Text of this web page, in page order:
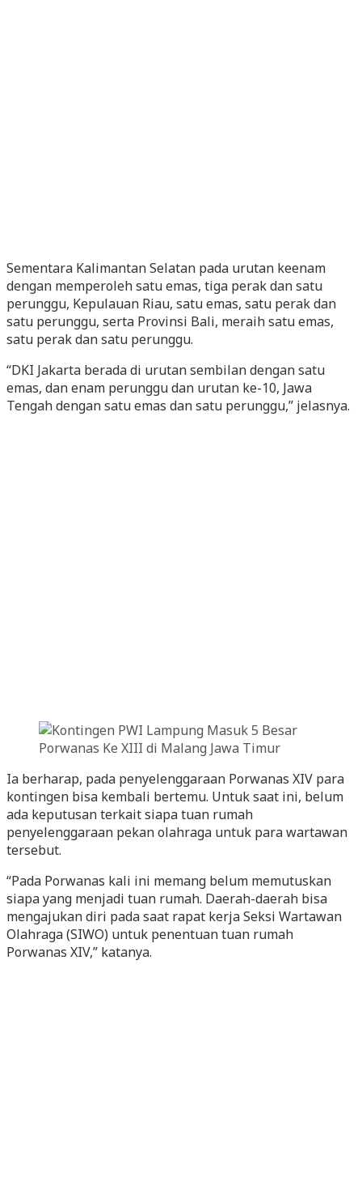
Sementara Kalimantan Selatan pada urutan keenam
dengan memperoleh satu emas, tiga perak dan satu
perunggu, Kepulauan Riau, satu emas, satu perak dan
satu perunggu, serta Provinsi Bali, meraih satu emas,
satu perak dan satu perunggu.
“DKI Jakarta berada di urutan sembilan dengan satu
emas, dan enam perunggu dan urutan ke-10, Jawa
Tengah dengan satu emas dan satu perunggu,” jelasnya.
Ia berharap, pada penyelenggaraan Porwanas XIV para
kontingen bisa kembali bertemu. Untuk saat ini, belum
ada keputusan terkait siapa tuan rumah
penyelenggaraan pekan olahraga untuk para wartawan
tersebut.
“Pada Porwanas kali ini memang belum memutuskan
siapa yang menjadi tuan rumah. Daerah-daerah bisa
mengajukan diri pada saat rapat kerja Seksi Wartawan
Olahraga (SIWO) untuk penentuan tuan rumah
Porwanas XIV,” katanya.